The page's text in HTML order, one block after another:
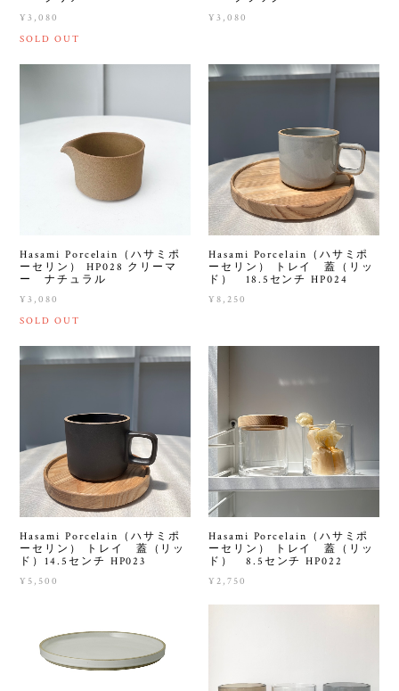
¥3,080
SOLD OUT
¥3,080
Hasami Porcelain（ハサミポ
ーセリン） HP028 クリーマ
ー ナチュラル
¥3,080
SOLD OUT
Hasami Porcelain（ハサミポ
ーセリン） トレイ 蓋（リッ
ド） 18.5センチ HP024
¥8,250
Hasami Porcelain（ハサミポ
ーセリン） トレイ 蓋（リッ
ド）14.5センチ HP023
¥5,500
Hasami Porcelain（ハサミポ
ーセリン） トレイ 蓋（リッ
ド） 8.5センチ HP022
¥2,750